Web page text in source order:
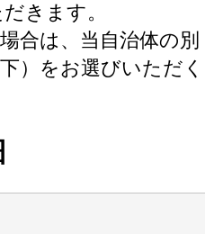
きます。
合は、当自治体の別
）をお選びいただく